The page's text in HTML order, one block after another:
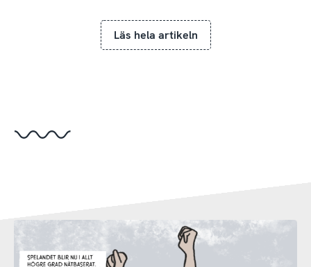
Läs hela artikeln